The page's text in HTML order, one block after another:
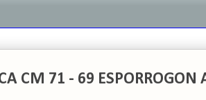
CM 71 - 69 ESPORROGON